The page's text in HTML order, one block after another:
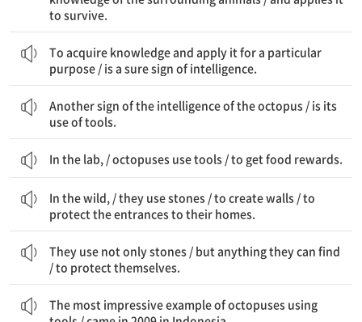
to survive.
To acquire knowledge and apply it for a particular
purpose / is a sure sign of intelligence.
Another sign of the intelligence of the octopus / is its
use of tools.
In the lab, / octopuses use tools / to get food rewards.
In the wild, / they use stones / to create walls / to
protect the entrances to their homes.
They use not only stones / but anything they can find
/ to protect themselves.
The most impressive example of octopuses using